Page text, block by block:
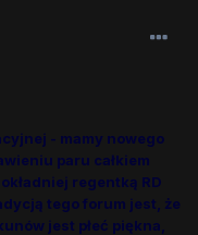
- mamy nowego
paru całkiem
regentką RD
tego forum jest, że
jest płeć piękna,